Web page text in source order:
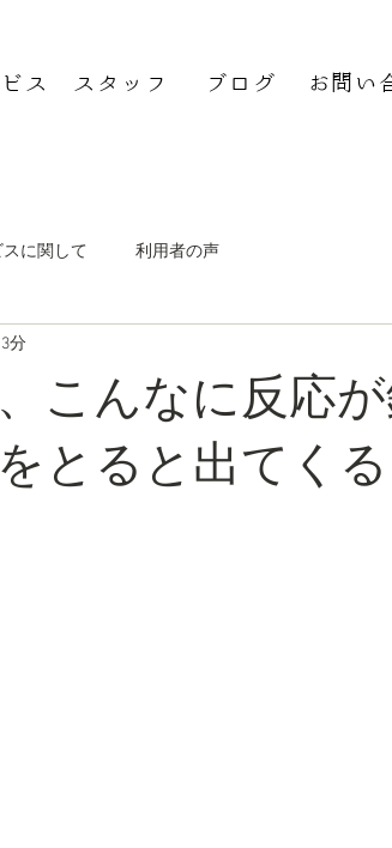
ス スタッフ ブログ お問い
に関して 利用者の声
か
こんなに反応
とると出てく
分